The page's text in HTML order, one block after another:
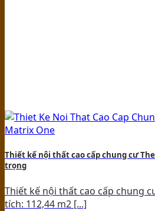
Thiết kế nội thất cao cấp chung cư
trọng
Thiết kế nội thất cao cấp chung
tích: 112,44 m2 [...]